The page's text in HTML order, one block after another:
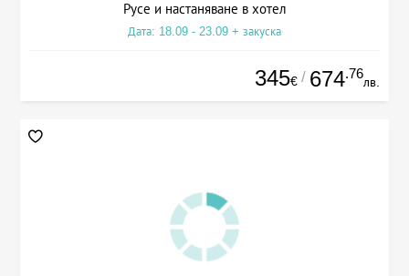
Русе и настаняване в хотел
Дата: 18.09 - 23.09 + закуска
345€ / 674.76
лв.